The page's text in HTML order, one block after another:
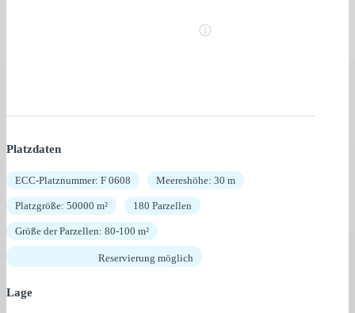
Platzdaten
ECC-Platznummer: F 0608 Meereshöhe: 30 m
Platzgröße: 50000 m² 180 Parzellen
Größe der Parzellen: 80-100 m²
Reservierung möglich
Lage